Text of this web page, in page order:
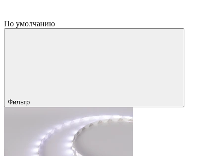
По умолчанию
Фильтр